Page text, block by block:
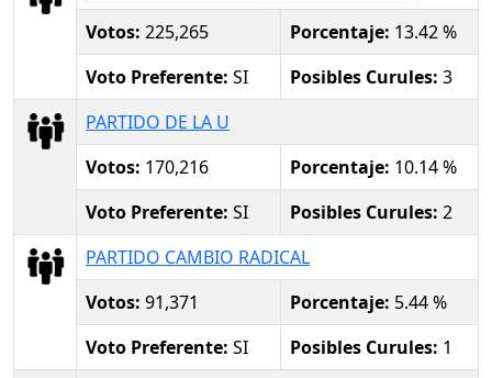
Votos: 225,265 Porcentaje: 13.42 %
Voto Preferente: SI Posibles Curules: 3
PARTIDO DE LA U
Votos: 170,216 Porcentaje: 10.14 %
Voto Preferente: SI Posibles Curules: 2
PARTIDO CAMBIO RADICAL
Votos: 91,371 Porcentaje: 5.44 %
Voto Preferente: SI Posibles Curules: 1